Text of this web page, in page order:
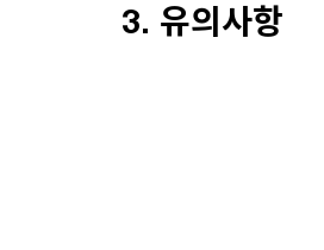
3. 유의사항